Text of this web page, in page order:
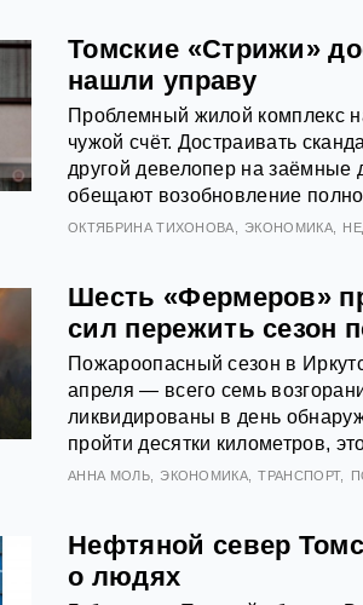
Томские «Стрижи»
нашли управу
Проблемный жилой комплекс
чужой счёт. Достраивать
другой девелопер на заёмные
обещают возобновление
ОКТЯБРИНА ТИХОНОВА ЭКОНОМИКА
Шесть «Фермеров»
сил пережить сезон
Пожароопасный сезон в
апреля — всего семь
ликвидированы в день
пройти десятки километров,
АННА МОЛЬ ЭКОНОМИКА ТРАНСПОРТ
Нефтяной север
о людях